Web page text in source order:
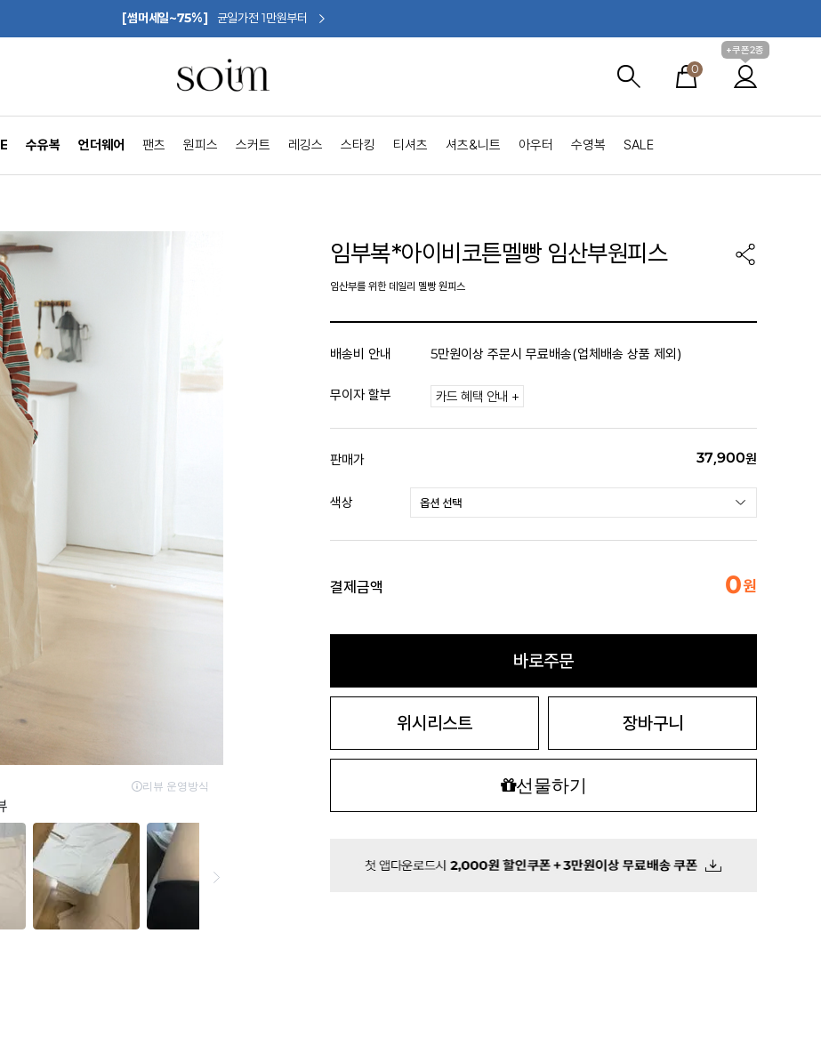
[썸머세일~75%] 균일가전 1만원부터
0
+쿠폰2종
수유복 언더웨어 팬츠 원피스 스커트 레깅스 스타킹 티셔츠 셔츠&니트 아우터 수영복 SALE
임부복*아이비코튼멜빵 임산부원피스
임산부를 위한 데일리 멜빵 원피스
배송비 안내 5만원이상 주문시 무료배송(업체배송 상품 제외)
무이자 할부 카드 혜택 안내 +
판매가 37,900원
색상
결제금액 0원
바로주문
위시리스트 장바구니
선물하기